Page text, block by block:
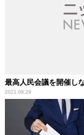
最高人民会議を開催し
2021.08.29